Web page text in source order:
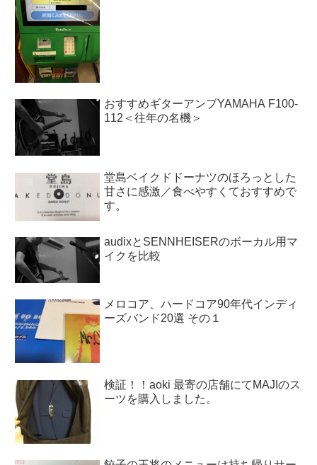
おすすめギターアンプYAMAHA F100-
112＜往年の名機＞
堂島ベイクドドーナツのほろっとした
甘さに感激／食べやすくておすすめで
す。
audixとSENNHEISERのボーカル用マ
イクを比較
メロコア、ハードコア90年代インディ
ーズバンド20選 その１
検証！！aoki 最寄の店舗にてMAJIのス
ーツを購入しました。